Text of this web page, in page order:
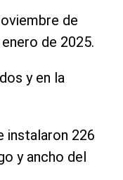
de
de 2025.
y en la
instalaron 226
y ancho del